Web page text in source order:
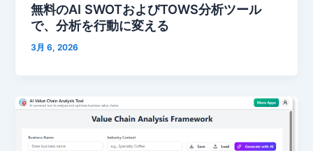
無料のAI SWOTおよびTOWS分析ツール
で、分析を行動に変える
3月 6, 2026